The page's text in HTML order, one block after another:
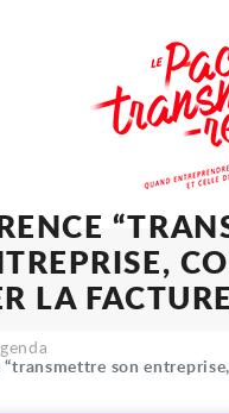
LA
“transmettre son